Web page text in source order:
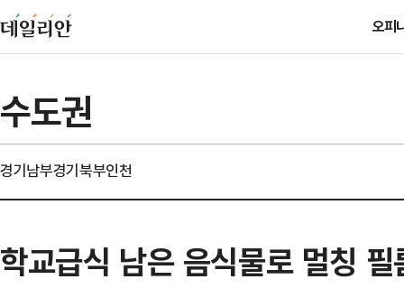
오피
수도권
경기남부경기북부인천
학교급식 남은 음식물로 멀칭